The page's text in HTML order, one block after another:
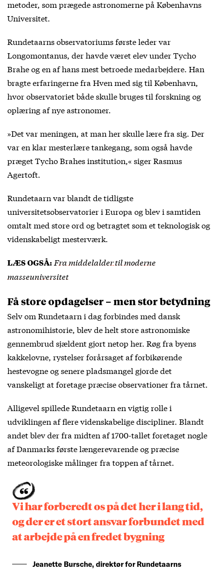
metoder, som prægede astronomerne på Københavns
Universitet.
Rundetaarns observatoriums første leder var
Longomontanus, der havde været elev under Tycho
Brahe og en af hans mest betroede medarbejdere. Han
bragte erfaringerne fra Hven med sig til København,
hvor observatoriet både skulle bruges til forskning og
oplæring af nye astronomer.
»Det var meningen, at man her skulle lære fra sig. Der
var en klar mesterlære tankegang, som også havde
præget Tycho Brahes institution,« siger Rasmus
Agertoft.
Rundetaarn var blandt de tidligste
universitetsobservatorier i Europa og blev i samtiden
omtalt med store ord og betragtet som et teknologisk og
videnskabeligt mesterværk.
LÆS OGSÅ: Fra middelalder til moderne
masseuniversitet
Få store opdagelser – men stor betydning
Selv om Rundetaarn i dag forbindes med dansk
astronomihistorie, blev de helt store astronomiske
gennembrud sjældent gjort netop her. Røg fra byens
kakkelovne, rystelser forårsaget af forbikørende
hestevogne og senere pladsmangel gjorde det
vanskeligt at foretage præcise observationer fra tårnet.
Alligevel spillede Rundetaarn en vigtig rolle i
udviklingen af flere videnskabelige discipliner. Blandt
andet blev der fra midten af 1700-tallet foretaget nogle
af Danmarks første længerevarende og præcise
meteorologiske målinger fra toppen af tårnet.
Vi har forberedt os på det her i lang tid,
og der er et stort ansvar forbundet med
at arbejde på en fredet bygning
Jeanette Bursche, direktør for Rundetaarns